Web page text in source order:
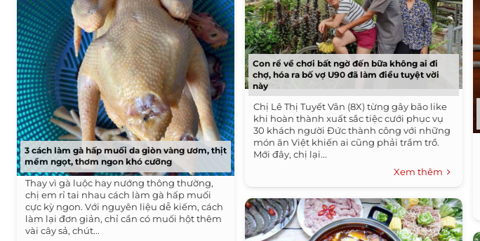
3 cách làm gà hấp muối da giòn vàng ươm, thịt
mềm ngọt, thơm ngon khó cưỡng
Thay vì gà luộc hay nướng thông thường,
chị em rỉ tai nhau cách làm gà hấp muối
cực kỳ ngon. Với nguyên liệu dễ kiếm, cách
làm lại đơn giản, chỉ cần có muối hột thêm
vài cây sả, chút...
Con rể về chơi bất ngờ đến bữa không ai đi
chợ, hóa ra bố vợ U90 đã làm điều tuyệt vời
này
Chị Lê Thị Tuyết Vân (8X) từng gây bão like
khi hoàn thành xuất sắc tiệc cưới phục vụ
30 khách người Đức thành công với những
món ăn Việt khiến ai cũng phải trầm trồ.
Mới đây, chị lại...
Xem thêm